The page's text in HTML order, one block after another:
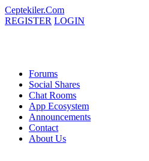
Ceptekiler.Com
REGISTER LOGIN
Forums
Social Shares
Chat Rooms
App Ecosystem
Announcements
Contact
About Us